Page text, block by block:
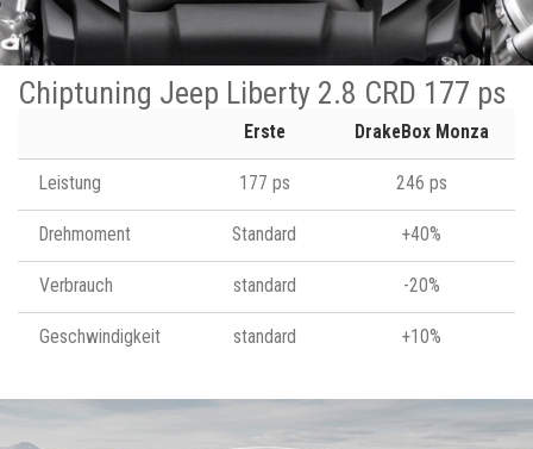
Chiptuning Jeep Liberty 2.8 CRD 177 ps
Erste DrakeBox Monza
Leistung 177 ps 246 ps
Drehmoment Standard +40%
Verbrauch standard -20%
Geschwindigkeit standard +10%